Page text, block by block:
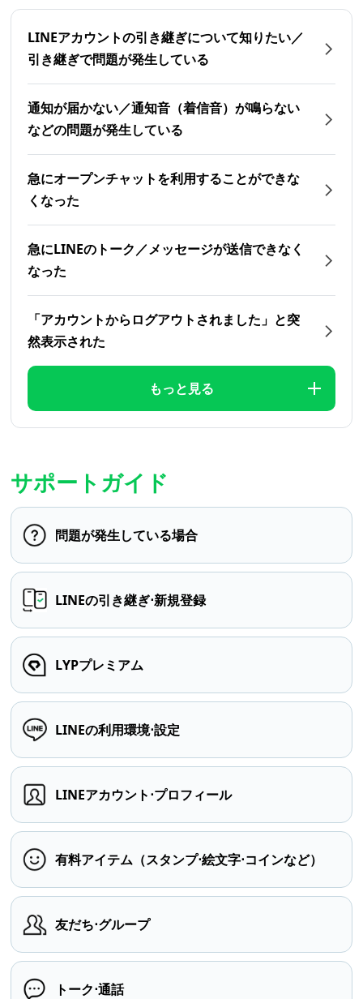
LINEアカウントの引き継ぎについて知りたい／
引き継ぎで問題が発生している
通知が届かない／通知音（着信音）が鳴らない
などの問題が発生している
急にオープンチャットを利用することができな
くなった
急にLINEのトーク／メッセージが送信できなく
なった
「アカウントからログアウトされました」と突
然表示された
もっと見る
サポートガイド
問題が発生している場合
LINEの引き継ぎ⋅新規登録
LYPプレミアム
LINEの利用環境⋅設定
LINEアカウント⋅プロフィール
有料アイテム（スタンプ⋅絵文字⋅コインなど）
友だち⋅グループ
トーク⋅通話